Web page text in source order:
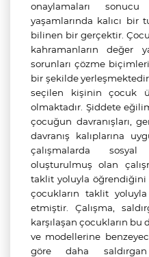
onaylamaları
yaşamlarında kalıcı
bilinen bir gerçektir.
kahramanların değer
sorunları çözme
bir şekilde
seçilen kişinin çocuk
olmaktadır. Şiddete
çocuğun davranışları,
davranış kalıplarına
çalışmalarda
oluşturulmuş olan
taklit yoluyla öğrendiğini
çocukların taklit
etmiştir. Çalışma,
karşılaşan çocukların bu
ve modellerine
göre daha